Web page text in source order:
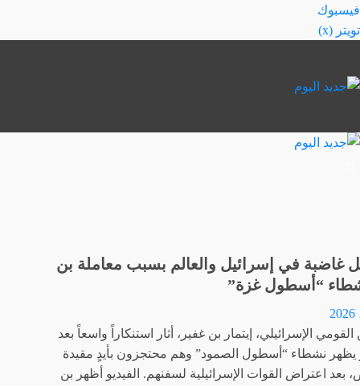
تخطي
إلى
فيسبوك
تويتر (x)
غاضبة في إسرائيل والعالم بسبب معاملة بن
“أسطول غزة”
القومي الإسرائيلي، إيتمار بن غفير، أثار استنكاراً واسعاً بعد
يظهر نشطاء “أسطول الصمود” وهم محتجزون بأيدٍ مقيدة
بعد اعتراض القوات الإسرائيلية لسفنهم. الفيديو أظهر بن